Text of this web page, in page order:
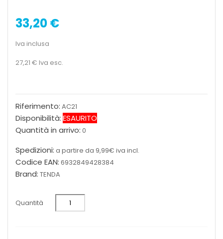
33,20 €
Iva inclusa
27,21 € Iva esc.
Riferimento: AC21
Disponibilità:ESAURITO
Quantità in arrivo: 0
Spedizioni: a partire da 9,99€ iva incl.
Codice EAN: 6932849428384
Brand: TENDA
Quantità